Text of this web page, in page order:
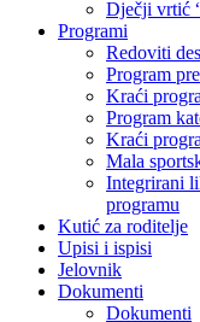
Dječji vrtić
Programi
Redoviti
Program
Kraći
Program
Kraći
Mala
Integrirani
programu
Kutić za roditelje
Upisi i ispisi
Jelovnik
Dokumenti
Dokumenti